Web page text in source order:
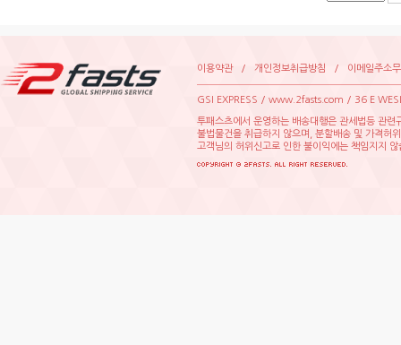
이용약관/ 개인정보취급방침 / 이메일주소
GSIEXPRESS/www.2fasts.com/
투패스츠에서운영하는배송대행은관세법등관련
불법물건을취급하지않으며,분할배송및가격허
고객님의허위신고로인한불이익에는책임지지않